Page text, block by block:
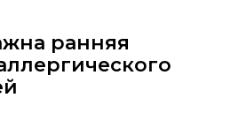
ранняя